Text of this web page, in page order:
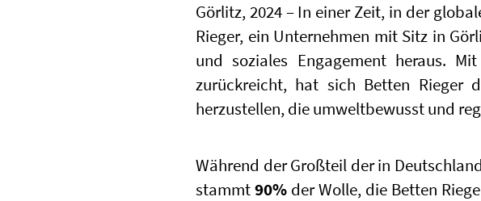
Görlitz, 2024 – In einer Zeit, in der
Rieger, ein Unternehmen mit Sitz in
und soziales Engagement heraus.
zurückreicht, hat sich Betten Rieger
herzustellen, die umweltbewusst und
Während der Großteil der in
stammt90%der Wolle, die Betten